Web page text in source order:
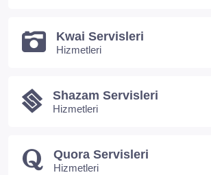
Kwai Servisleri
Hizmetleri
Shazam Servisleri
Hizmetleri
Quora Servisleri
Hizmetleri